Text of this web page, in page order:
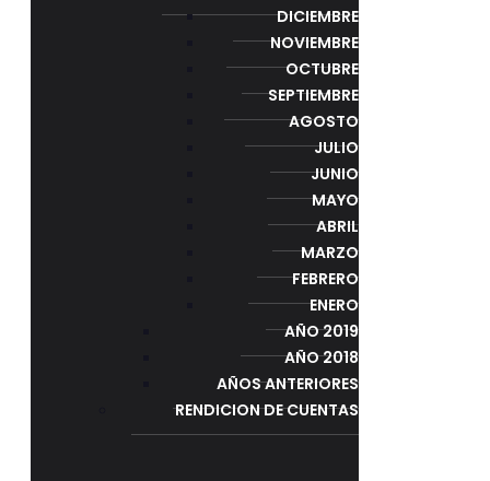
DICIEMBRE
NOVIEMBRE
OCTUBRE
SEPTIEMBRE
AGOSTO
JULIO
JUNIO
MAYO
ABRIL
MARZO
FEBRERO
ENERO
AÑO 2019
AÑO 2018
AÑOS ANTERIORES
RENDICION DE CUENTAS